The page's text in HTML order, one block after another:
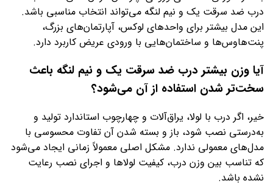
درب ضد سرقت یک و نیم لنگه می‌تواند انتخاب مناسبی باشد.
این مدل بیشتر برای واحدهای لوکس، آپارتمان‌های بزرگ،
پنت‌هاوس‌ها و ساختمان‌هایی با ورودی عریض کاربرد دارد.
آیا وزن بیشتر درب ضد سرقت یک و نیم لنگه باعث
سخت‌تر شدن استفاده از آن می‌شود؟
خیر، اگر درب با لولا، یراق‌آلات و چهارچوب استاندارد تولید و
به‌درستی نصب شود، باز و بسته شدن آن تفاوت محسوسی با
مدل‌های معمولی ندارد. مشکل اصلی معمولاً زمانی ایجاد می‌شود
که تناسب بین وزن درب، کیفیت لولاها و اجرای نصب رعایت
نشده باشد.